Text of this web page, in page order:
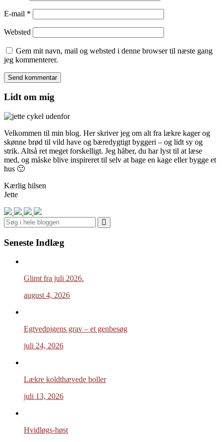
E-mail *
Websted
Gem mit navn, mail og websted i denne browser til næste gang
jeg kommenterer.
Lidt om mig
Velkommen til min blog. Her skriver jeg om alt fra lækre kager og
skønne brød til vild have og bæredygtigt byggeri – og lidt sy og
strik. Altså ret meget forskelligt. Jeg håber, du har lyst til at læse
med, og måske blive inspireret til selv at bage en kage eller bygge et
hus 🙂
Kærlig hilsen
Jette
Seneste Indlæg
Glimt fra juli 2026.
august 4, 2026
Egtvedpigens grav – et genbesøg
juli 24, 2026
Lækre koldthævede boller
juli 13, 2026
Hvidløgs-høst